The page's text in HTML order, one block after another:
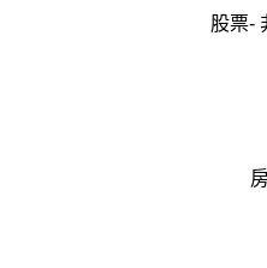
股票-